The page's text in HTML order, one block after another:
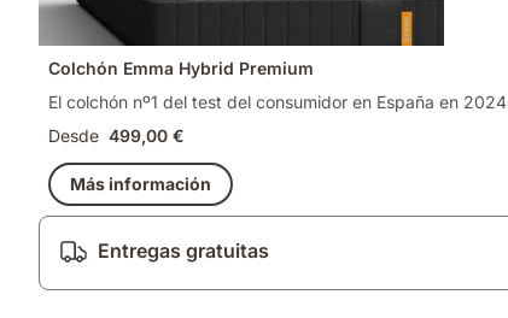
Colchón Emma Hybrid Premium
El colchón nº1 del test del consumidor en España en 2024
Desde 499,00 €
Más información
Entregas gratuitas